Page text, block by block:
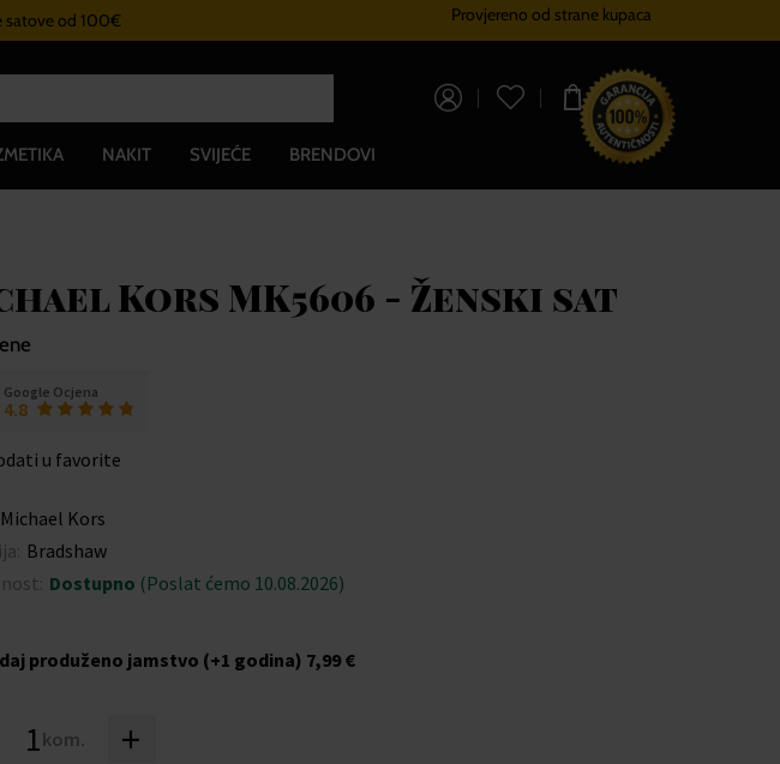
satove od 100€ Sustav vjernostiProvjereno od strane kupaca
0,00 €
NAKIT SVIJEĆE BRENDOVI
Kors MK5606 - Ženski sat
Google Ocjena
4.8
u favorite
Michael Kors
Bradshaw
Dostupno (Poslat ćemo 10.08.2026)
produženo jamstvo (+1 godina) 7,99 €
kom. +